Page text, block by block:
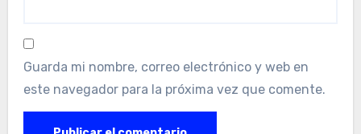
Guarda mi nombre, correo electrónico y web en
este navegador para la próxima vez que comente.